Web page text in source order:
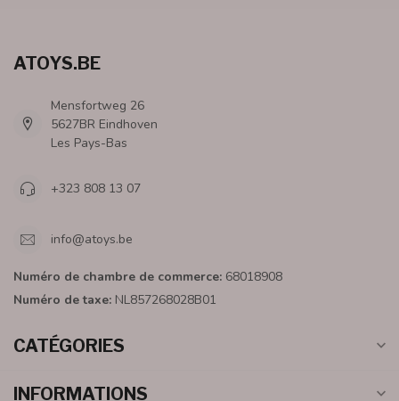
ATOYS.BE
Mensfortweg 26
5627BR Eindhoven
Les Pays-Bas
+323 808 13 07
info@atoys.be
Numéro de chambre de commerce: 68018908
Numéro de taxe: NL857268028B01
CATÉGORIES
INFORMATIONS